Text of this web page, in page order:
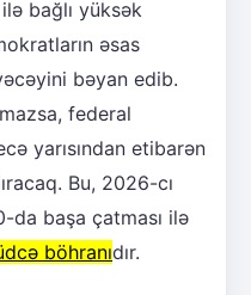
bağlı yüksək
əsas
bəyan edib.
federal
yarısından etibarən
Bu, 2026-cı
da başa çatması ilə
böhranıdır.